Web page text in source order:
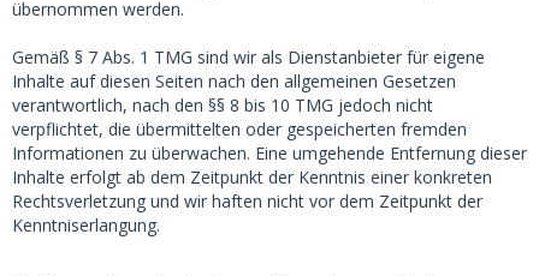
übernommen werden.
Gemäß § 7 Abs. 1 TMG sind wir als Dienstanbieter für eigene
Inhalte auf diesen Seiten nach den allgemeinen Gesetzen
verantwortlich, nach den §§ 8 bis 10 TMG jedoch nicht
verpflichtet, die übermittelten oder gespeicherten fremden
Informationen zu überwachen. Eine umgehende Entfernung dieser
Inhalte erfolgt ab dem Zeitpunkt der Kenntnis einer konkreten
Rechtsverletzung und wir haften nicht vor dem Zeitpunkt der
Kenntniserlangung.